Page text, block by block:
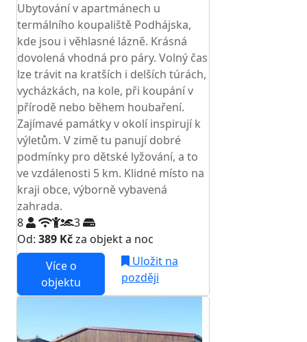
Ubytování v apartmánech u
termálního koupaliště Podhájska,
kde jsou i věhlasné lázně. Krásná
dovolená vhodná pro páry. Volný čas
lze trávit na kratších i delších túrách,
vycházkách, na kole, při koupání v
přírodě nebo během houbaření.
Zajímavé památky v okolí inspirují k
výletům. V zimě tu panují dobré
podmínky pro dětské lyžování, a to
ve vzdálenosti 5 km. Klidné místo na
kraji obce, výborně vybavená
zahrada.
8
3
Od: 389 Kčza objekt a noc
Více o
objektu
Uložit na
později